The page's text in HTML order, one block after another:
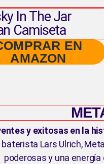
In The Jar
Camiseta
EN
AMAZON
y exitosas en la
Lars Ulrich,
poderosas y una